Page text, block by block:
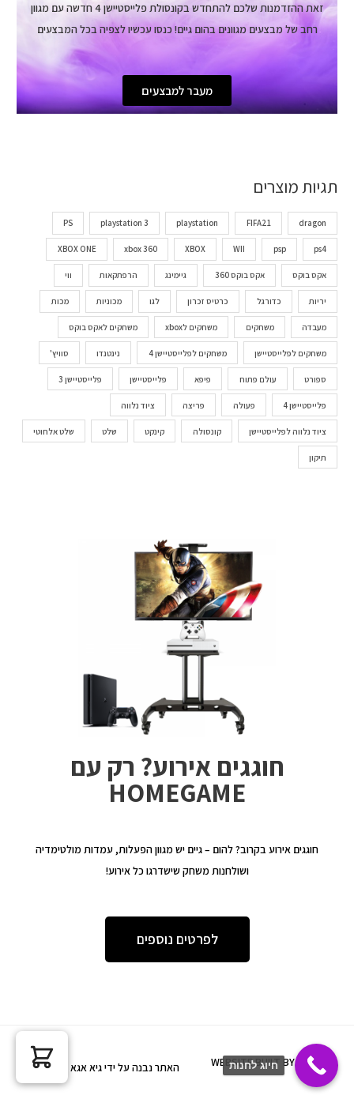
זאת ההזדמנות שלכם להתחדש בקונסולת פלייסטיישן 4 חדשה עם מגוון
רחב של מבצעים מגוונים בהום גיים! כנסו עכשיו לצפיה בכל המבצעים
מעבר למבצעים
תגיות מוצרים
dragon
FIFA21
playstation
playstation 3
PS
ps4
psp
WII
XBOX
xbox 360
XBOX ONE
אקס בוקס אקס בוקס 360 גיימינג הרפתקאות ווי
יריות כדורגל כרטיס זכרון לגו מכוניות מכות
מעבדה משחקים משחקים לxbox משחקים לאקס בוקס
משחקים לפלייסטיישן משחקים לפלייסטיישן 4 נינטנדו סוויץ'
ספורט עולם פתוח פיפא פלייסטיישן פלייסטיישן 3
פלייסטיישן 4 פעולה פריצה ציוד נלווה
ציוד נלווה לפלייסטיישן קונסולה קינקט שלט שלט אלחוטי
תיקון
חוגגים אירוע? רק עם
HOMEGAME
חוגגים אירוע בקרוב? להום – גיים יש מגוון הפעלות, עמדות מולטימדיה
ושולחנות משחק שישדרגו כל אירוע!
לפרטים נוספים
WEBSITE BUILT BY GUY AGA האתר נבנה על ידי גיא אגא חיוג לחנות